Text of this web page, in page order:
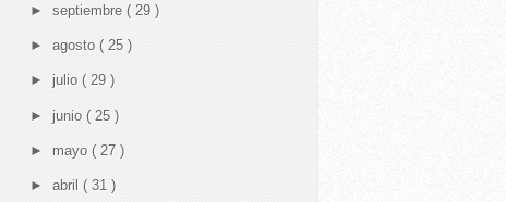
► septiembre ( 29 )
► agosto ( 25 )
► julio ( 29 )
► junio ( 25 )
► mayo ( 27 )
► abril ( 31 )